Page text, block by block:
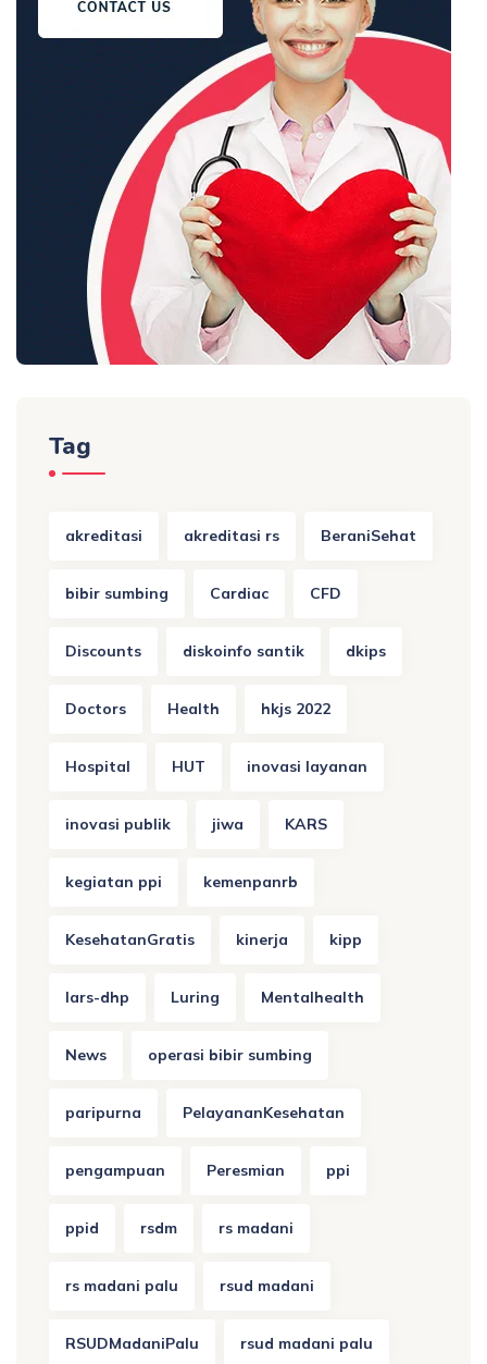
Tag
akreditasi akreditasi rs BeraniSehat
bibir sumbing Cardiac CFD
Discounts diskoinfo santik dkips
Doctors Health hkjs 2022
Hospital HUT inovasi layanan
inovasi publik jiwa KARS
kegiatan ppi kemenpanrb
KesehatanGratis kinerja kipp
lars-dhp Luring Mentalhealth
News operasi bibir sumbing
paripurna PelayananKesehatan
pengampuan Peresmian ppi
ppid rsdm rs madani
rs madani palu rsud madani
RSUDMadaniPalu rsud madani palu